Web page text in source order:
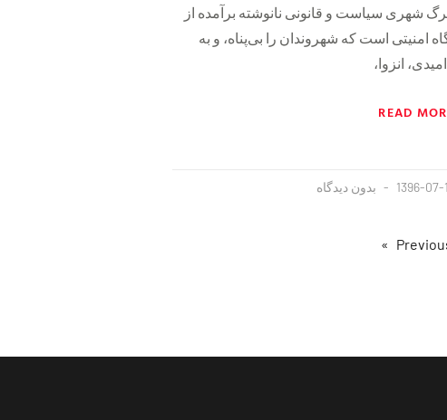
شهری سیاست و قانونی نانوشته برآمده از
امنیتی است که شهروندان را بی‌پناه، و به
انزوا،
READ
1396-07- بدون دیدگاه